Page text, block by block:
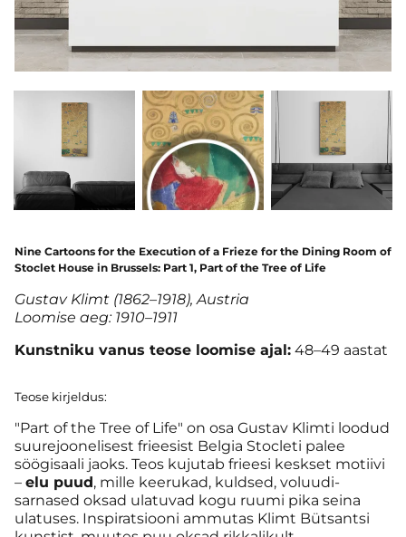
Nine Cartoons for the Execution of a Frieze for the Dining Room of
Stoclet House in Brussels: Part 1, Part of the Tree of Life
Gustav Klimt (1862–1918), Austria
Loomise aeg: 1910–1911
Kunstniku vanus teose loomise ajal: 48–49 aastat
Teose kirjeldus:
"Part of the Tree of Life" on osa Gustav Klimti loodud
suurejoonelisest frieesist Belgia Stocleti palee
söögisaali jaoks. Teos kujutab frieesi keskset motiivi
– elu puud, mille keerukad, kuldsed, voluudi-
sarnased oksad ulatuvad kogu ruumi pika seina
ulatuses. Inspiratsiooni ammutas Klimt Bütsantsi